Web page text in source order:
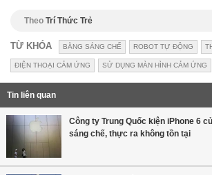
Theo Trí Thức Trẻ
TỪ KHÓA BẰNG SÁNG CHẾ ROBOT TỰ ĐỘNG
ĐIỆN THOẠI CẢM ỨNG SỬ DỤNG MÀN HÌNH CẢM ỨNG
Tin liên quan
Công ty Trung Quốc kiện iPhone 6
sáng chế, thực ra không tồn tại